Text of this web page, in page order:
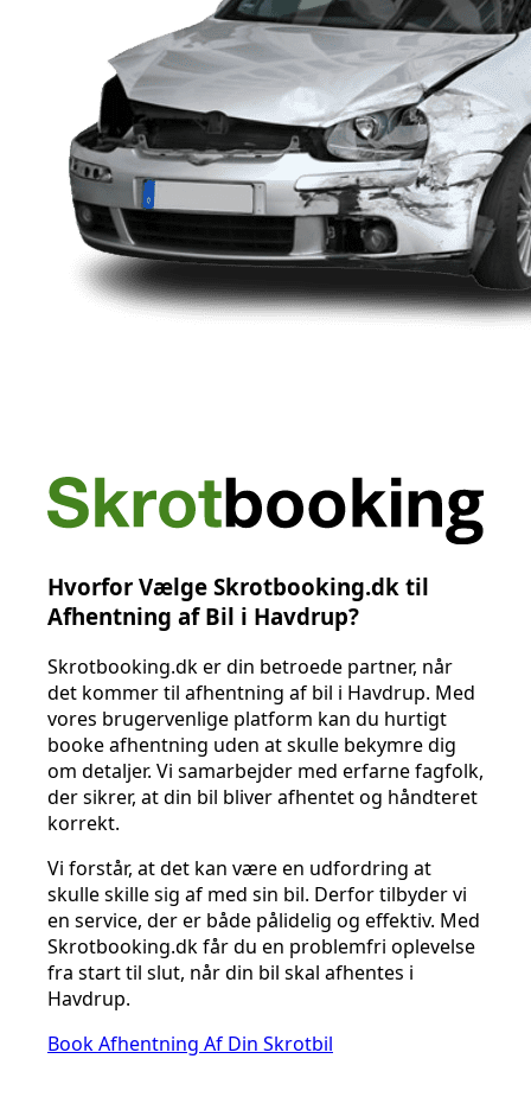
Hvorfor Vælge Skrotbooking.dk til
Afhentning af Bil i Havdrup?
Skrotbooking.dk er din betroede partner, når
det kommer til afhentning af bil i Havdrup. Med
vores brugervenlige platform kan du hurtigt
booke afhentning uden at skulle bekymre dig
om detaljer. Vi samarbejder med erfarne fagfolk,
der sikrer, at din bil bliver afhentet og håndteret
korrekt.
Vi forstår, at det kan være en udfordring at
skulle skille sig af med sin bil. Derfor tilbyder vi
en service, der er både pålidelig og effektiv. Med
Skrotbooking.dk får du en problemfri oplevelse
fra start til slut, når din bil skal afhentes i
Havdrup.
Book Afhentning Af Din Skrotbil